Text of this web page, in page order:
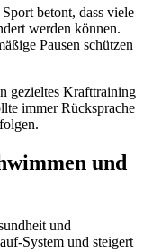
betont, dass viele
werden können.
Pausen schützen
gezieltes Krafttraining
immer Rücksprache
und
und
System und steigert